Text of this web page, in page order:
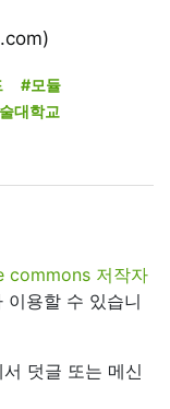
#모듈
대학교
commons 저작자
이용할 수 있습니
서 덧글 또는 메신